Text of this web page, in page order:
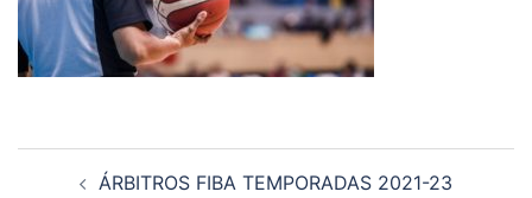
Navegación
ÁRBITROS FIBA TEMPORADAS 2021-23